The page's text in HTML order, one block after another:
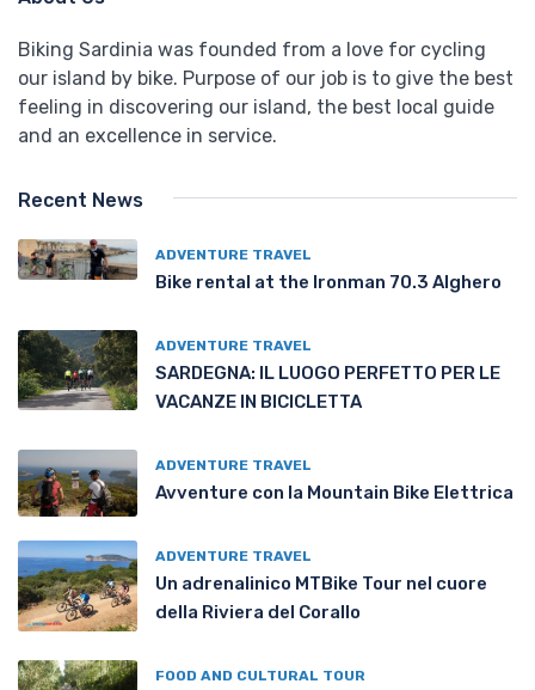
Biking Sardinia was founded from a love for cycling
our island by bike. Purpose of our job is to give the best
feeling in discovering our island, the best local guide
and an excellence in service.
Recent News
ADVENTURE TRAVEL
Bike rental at the Ironman 70.3 Alghero
ADVENTURE TRAVEL
SARDEGNA: IL LUOGO PERFETTO PER LE
VACANZE IN BICICLETTA
ADVENTURE TRAVEL
Avventure con la Mountain Bike Elettrica
ADVENTURE TRAVEL
Un adrenalinico MTBike Tour nel cuore
della Riviera del Corallo
FOOD AND CULTURAL TOUR